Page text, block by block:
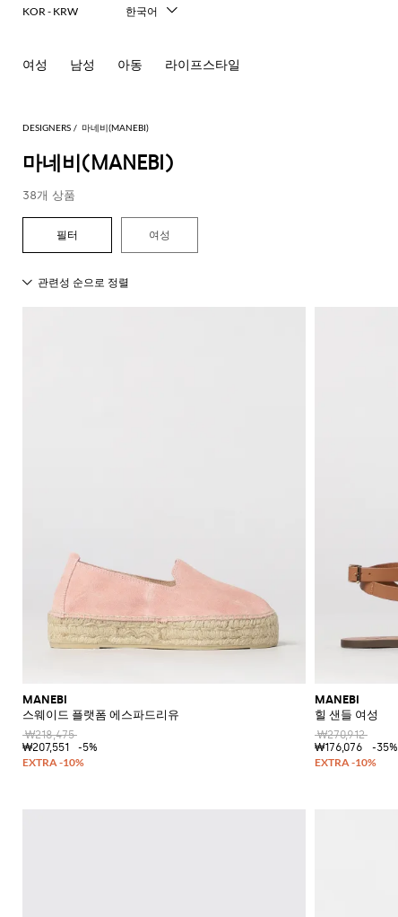
DESIGNERS 마네비(MANEBI)
마네비(MANEBI)
38개 상품
여성
MANEBI
스웨이드 플랫폼 에스파드리유
₩218,475
₩207,551
-5%
MANEBI
힐 샌들 여성
₩270,912
₩176,076
-35%
여성 남성 아동 라이프스타일
KOR - KRW
한국어
Français
中文
Русский